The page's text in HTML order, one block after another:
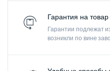
Гарантия на
Гарантии подлежат
возникли по вине